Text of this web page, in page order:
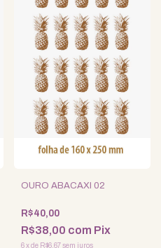
OURO ABACAXI 02
R$40,00
R$38,00 com Pix
6xde R$6,67sem juros